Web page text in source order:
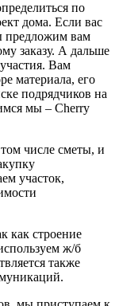
по
дома. Если вас
предложим вам
заказу. А дальше
Вам
материала, его
подрядчиков на
мы – Cherry
числе сметы, и
участок,
как строение
ж/б
также